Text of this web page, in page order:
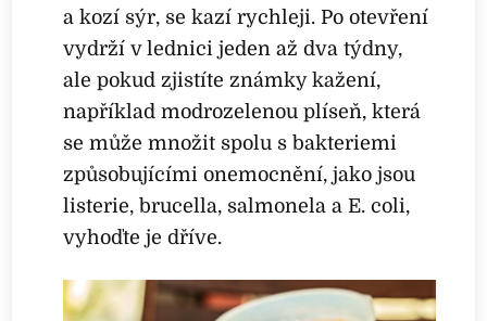
a kozí sýr, se kazí rychleji. Po otevření
vydrží v lednici jeden až dva týdny,
ale pokud zjistíte známky kažení,
například modrozelenou plíseň, která
se může množit spolu s bakteriemi
způsobujícími onemocnění, jako jsou
listerie, brucella, salmonela a E. coli,
vyhoďte je dříve.